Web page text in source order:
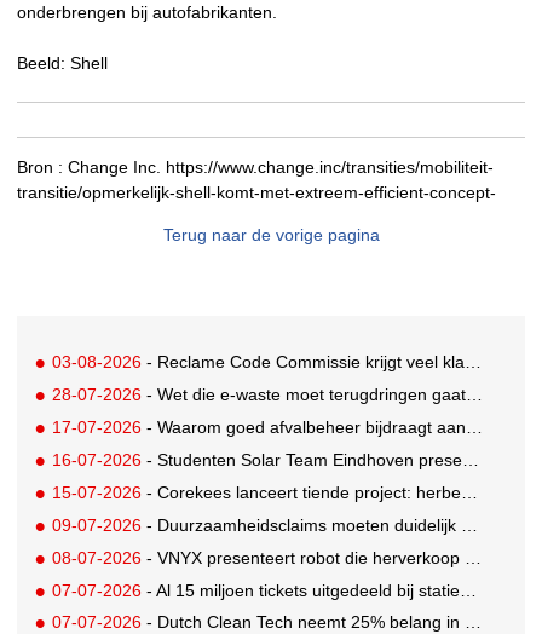
onderbrengen bij autofabrikanten.
Beeld: Shell
Bron : Change Inc. https://www.change.inc/transities/mobiliteit-
transitie/opmerkelijk-shell-komt-met-extreem-efficient-concept-
Terug naar de vorige pagina
03-08-2026 - Reclame Code Commissie krijgt veel klachten over duurzaamheidsclaims
28-07-2026 - Wet die e-waste moet terugdringen gaat in, maar veel Nederlanders hebben er nog nooit van gehoord
17-07-2026 - Waarom goed afvalbeheer bijdraagt aan een professionelere bedrijfsvoering
16-07-2026 - Studenten Solar Team Eindhoven presenteren 's werelds eerste zonne-ambulance
15-07-2026 - Corekees lanceert tiende project: herbebossing met koffie
09-07-2026 - Duurzaamheidsclaims moeten duidelijk en controleerbaar zijn vanaf 27 september
08-07-2026 - VNYX presenteert robot die herverkoop van kleding vergemakkelijkt
07-07-2026 - Al 15 miljoen tickets uitgedeeld bij statiegeldwinactie met Tikkie
07-07-2026 - Dutch Clean Tech neemt 25% belang in bijna honderd jaar oud drinkwaterbedrijf in Guatemala